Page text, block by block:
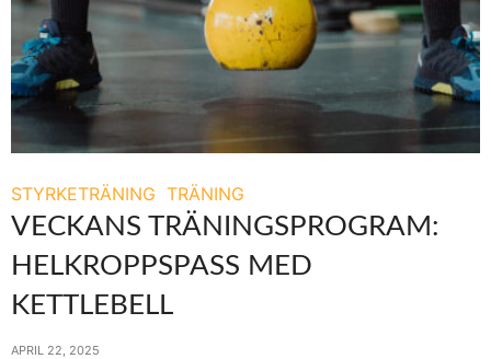
STYRKETRÄNING TRÄNING
VECKANS TRÄNINGSPROGRAM:
HELKROPPSPASS MED
KETTLEBELL
APRIL 22, 2025